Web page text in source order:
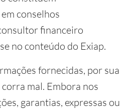
conselhos
financeiro
no conteúdo do Exiap.
fornecidas, por sua
mal. Embora nos
garantias, expressas ou